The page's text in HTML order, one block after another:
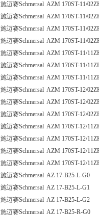
施迈赛Schmersal AZM 170ST-11/
施迈赛Schmersal AZM 170ST-11/
施迈赛Schmersal AZM 170ST-11/
施迈赛Schmersal AZM 170ST-11/
施迈赛Schmersal AZM 170ST-11/
施迈赛Schmersal AZM 170ST-11/
施迈赛Schmersal AZM 170ST-11/
施迈赛Schmersal AZM 170ST-12/
施迈赛Schmersal AZM 170ST-12/
施迈赛Schmersal AZM 170ST-12/
施迈赛Schmersal AZM 170ST-12/
施迈赛Schmersal AZM 170ST-12/
施迈赛Schmersal AZM 170ST-12/
施迈赛Schmersal AZM 170ST-12/
施迈赛Schmersal AZ 17-B25-L-G0
施迈赛Schmersal AZ 17-B25-L-G1
施迈赛Schmersal AZ 17-B25-L-G2
施迈赛Schmersal AZ 17-B25-R-G0